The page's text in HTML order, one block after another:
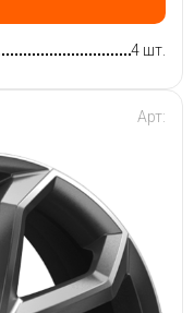
4 шт.
Арт: